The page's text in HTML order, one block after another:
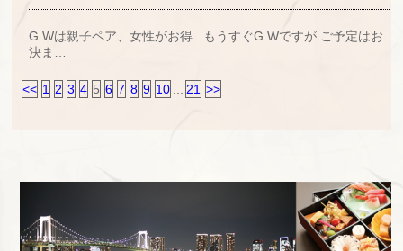
G.Wは親子ペア、女性がお得 もうすぐG.Wですが ご予定はお
決ま…
<< 1 2 3 4 5 6 7 8 9 10 21 >>